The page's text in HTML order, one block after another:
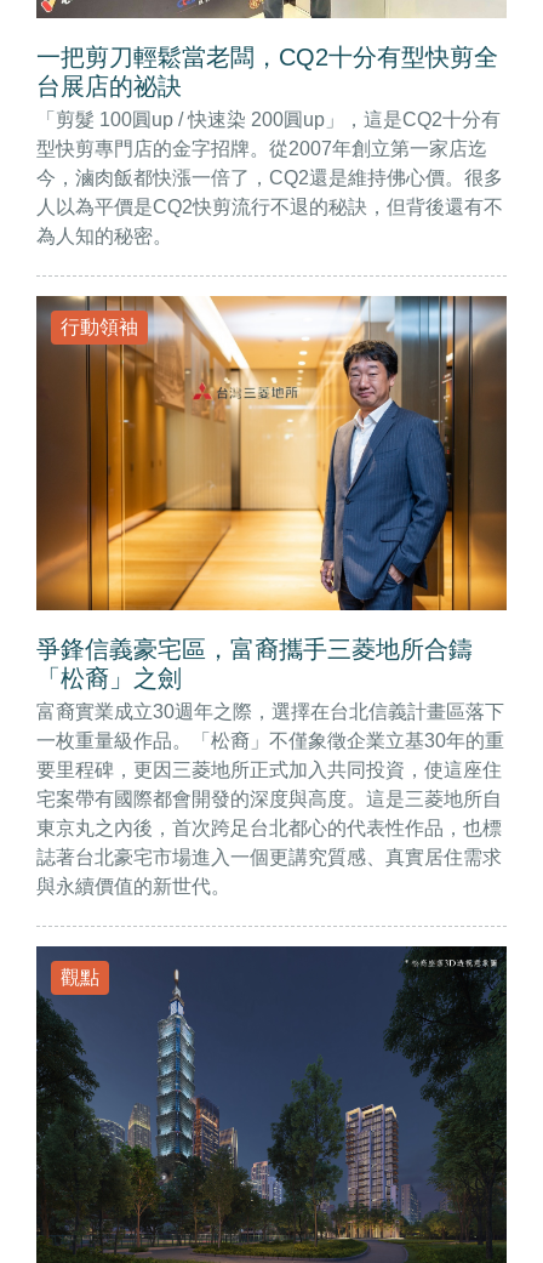
一把剪刀輕鬆當老闆，CQ2十分有型快剪全
台展店的祕訣
「剪髮 100圓up / 快速染 200圓up」，這是CQ2十分有
型快剪專門店的金字招牌。從2007年創立第一家店迄
今，滷肉飯都快漲一倍了，CQ2還是維持佛心價。很多
人以為平價是CQ2快剪流行不退的秘訣，但背後還有不
為人知的秘密。
行動領袖
爭鋒信義豪宅區，富裔攜手三菱地所合鑄
「松裔」之劍
富裔實業成立30週年之際，選擇在台北信義計畫區落下
一枚重量級作品。「松裔」不僅象徵企業立基30年的重
要里程碑，更因三菱地所正式加入共同投資，使這座住
宅案帶有國際都會開發的深度與高度。這是三菱地所自
東京丸之內後，首次跨足台北都心的代表性作品，也標
誌著台北豪宅市場進入一個更講究質感、真實居住需求
與永續價值的新世代。
觀點